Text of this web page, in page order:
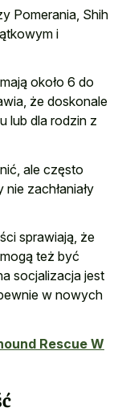
Pomerania, Shih
i
około 6 do
że doskonale
lub dla rodzin z
ale często
zachłaniały
sprawiają, że
też być
socjalizacja jest
w nowych
Rescue W